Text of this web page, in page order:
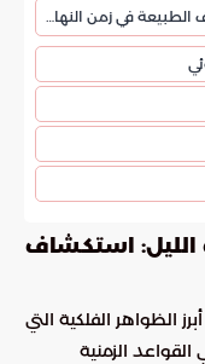
عجائب ظاهرة شمس منتصف الليل: استكشاف الطبيعة في زمن النهار الأبدي
استكشاف
الظواهر الفلكية التي
الزمنية